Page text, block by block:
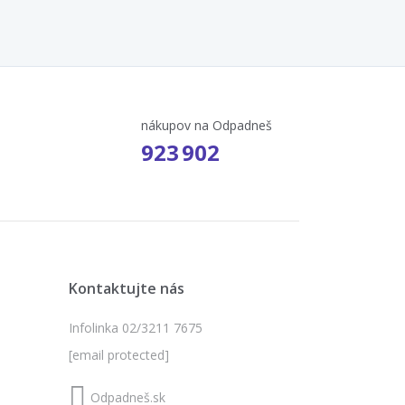
nákupov na Odpadneš
923 902
Kontaktujte nás
Infolinka 02/3211 7675
[email protected]
Odpadneš.sk